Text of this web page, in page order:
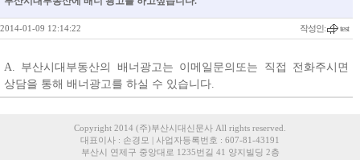
2014-01-09 12:14:22 작성인: test
A. 부산시대부동산의 배너광고는 이메일문의또는 직접 전화주시면
상담을 통해 배너광고를 하실 수 있습니다.
Copyright 2014 (주)부산시대신문사 All rights reserved.
대표이사 : 손경모 | 사업자등록번호 : 607-81-43191
부산시 연제구 중앙대로 1235번길 41 양지빌딩 2층